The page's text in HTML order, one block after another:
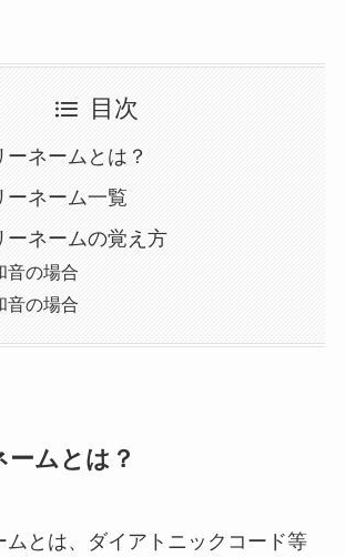
目次
ーネームとは？
ーネーム一覧
ーネームの覚え方
音の場合
音の場合
ムとは？
ムとは、ダイアトニックコード等